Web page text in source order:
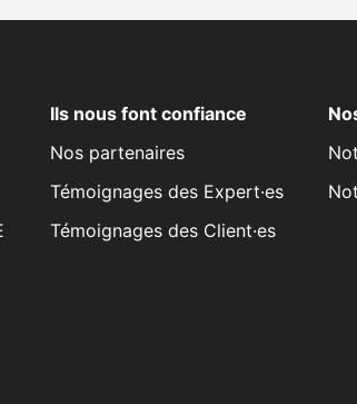
Ils nous font confiance
Nos partenaires
Témoignages des Expert·es
Témoignages des Client·es